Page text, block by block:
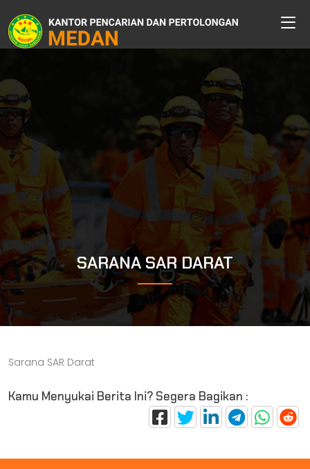
SARANA SAR DARAT
Sarana SAR Darat
Kamu Menyukai Berita Ini? Segera Bagikan :